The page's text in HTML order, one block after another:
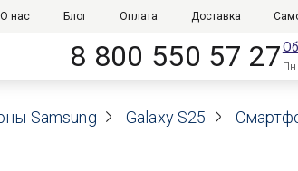
О нас Блог Оплата Доставка
8 800 550 57 27Пн
Samsung Galaxy S25